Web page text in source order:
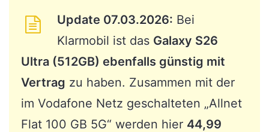
Update 07.03.2026: Bei
Klarmobil ist das Galaxy S26
Ultra (512GB) ebenfalls günstig mit
Vertrag zu haben. Zusammen mit der
im Vodafone Netz geschalteten „Allnet
Flat 100 GB 5G“ werden hier 44,99